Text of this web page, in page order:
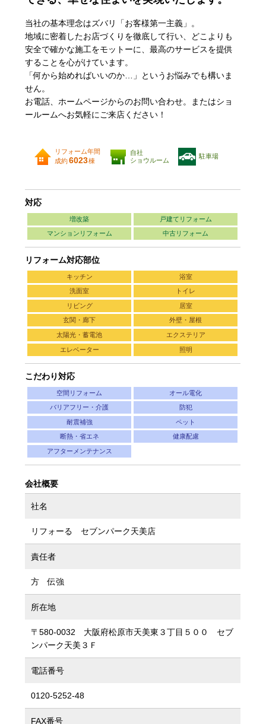
当社の基本理念はズバリ「お客様第一主義」。
地域に密着したお店づくりを徹底して行い、どこよりも
安全で確かな施工をモットーに、最高のサービスを提供
することを心がけています。
「何から始めればいいのか…」というお悩みでも構いま
せん。
お電話、ホームページからのお問い合わせ。またはショ
ールームへお気軽にご来店ください！
リフォーム年間
成約6023棟
自社
ショウルーム
駐車場
対応
増改築 戸建てリフォーム
マンションリフォーム 中古リフォーム
リフォーム対応部位
キッチン 浴室
洗面室 トイレ
リビング 居室
玄関・廊下 外壁・屋根
太陽光・蓄電池 エクステリア
エレベーター 照明
こだわり対応
空間リフォーム オール電化
バリアフリー・介護 防犯
耐震補強 ペット
断熱・省エネ 健康配慮
アフターメンテナンス
会社概要
社名
リフォーる セブンパーク天美店
責任者
方 伝強
所在地
〒580-0032 大阪府松原市天美東３丁目５００ セブ
ンパーク天美３Ｆ
電話番号
0120-5252-48
FAX番号